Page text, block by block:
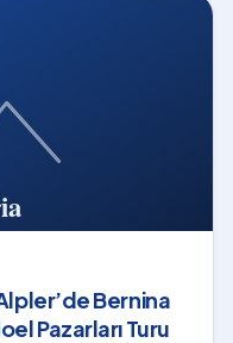
Bernina
Pazarları Turu